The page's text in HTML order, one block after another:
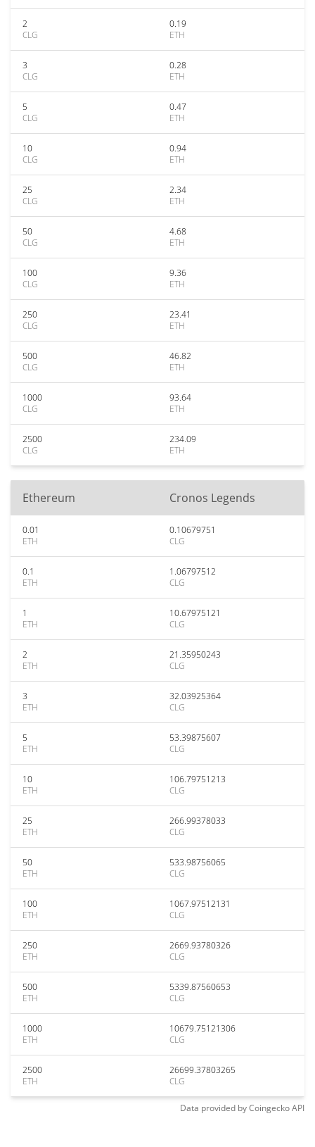
2
CLG
0.19
ETH
3
CLG
0.28
ETH
5
CLG
0.47
ETH
10
CLG
0.94
ETH
25
CLG
2.34
ETH
50
CLG
4.68
ETH
100
CLG
9.36
ETH
250
CLG
23.41
ETH
500
CLG
46.82
ETH
1000
CLG
93.64
ETH
2500
CLG
234.09
ETH
Ethereum Cronos Legends
0.01
ETH
0.10679751
CLG
0.1
ETH
1.06797512
CLG
1
ETH
10.67975121
CLG
2
ETH
21.35950243
CLG
3
ETH
32.03925364
CLG
5
ETH
53.39875607
CLG
10
ETH
106.79751213
CLG
25
ETH
266.99378033
CLG
50
ETH
533.98756065
CLG
100
ETH
1067.97512131
CLG
250
ETH
2669.93780326
CLG
500
ETH
5339.87560653
CLG
1000
ETH
10679.75121306
CLG
2500
ETH
26699.37803265
CLG
Data provided byCoingeckoAPI